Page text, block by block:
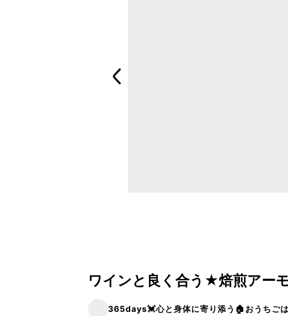
ワインと良く合う★焙煎アー
365days💓‪心と身体に寄り添う🏠おう